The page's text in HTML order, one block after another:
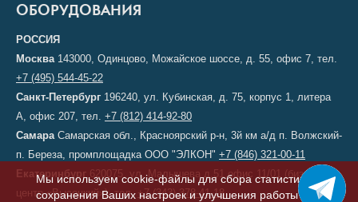
ОБОРУДОВАНИЯ
РОССИЯ
Москва143000, Одинцово, Можайское шоссе, д. 55, офис 7, тел.
+7 (495) 544-45-22
Санкт-Петербург 196240, ул. Кубинская, д. 75, корпус 1, литера
А, офис 207, тел. +7 (812) 414-92-80
СамараСамарская обл., Красноярский р-н, 3й км а/д п. Волжский-
п. Береза, промплощадка ООО "ЭЛКОН" +7 (846) 321-00-11
Екатеринбург 620075, ул. Малышева д.51 офис 11/01 (бизнес-
центр «Высоцкий»), тел. +7 (343) 378-41-18
Мы используем cookie-файлы для сбора статистики,
сохранения Ваших настроек и улучшения работы